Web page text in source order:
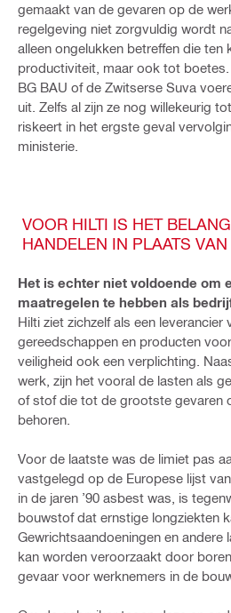
gemaakt van de gevaren op de
regelgeving niet zorgvuldig wordt
alleen ongelukken betreffen die ten
productiviteit, maar ook tot boetes.
BG BAU of de Zwitserse Suva
uit. Zelfs al zijn ze nog willekeurig
riskeert in het ergste geval
ministerie.
VOOR HILTI IS HET
HANDELEN IN PLAATS VAN
Het is echter niet voldoende om
maatregelen te hebben als
Hilti ziet zichzelf als een leverancier
gereedschappen en producten
veiligheid ook een verplichting.
werk, zijn het vooral de lasten als
of stof die tot de grootste gevaren
behoren.
Voor de laatste was de limiet pas
vastgelegd op de Europese lijst
in de jaren ’90 asbest was, is
bouwstof dat ernstige longziekten
Gewrichtsaandoeningen en andere
kan worden veroorzaakt door
gevaar voor werknemers in de